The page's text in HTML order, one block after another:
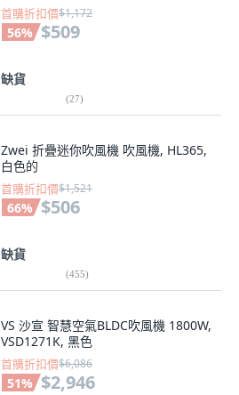
首購折扣價$1,172
56% $509
缺貨
(27)
Zwei 折疊迷你吹風機 吹風機, HL365,
白色的
首購折扣價$1,521
66% $506
缺貨
(455)
VS 沙宣 智慧空氣BLDC吹風機 1800W,
VSD1271K, 黑色
首購折扣價$6,086
51% $2,946